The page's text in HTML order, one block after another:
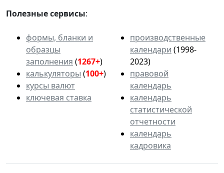
Полезные сервисы:
формы, бланки и
образцы
заполнения (1267+)
калькуляторы (100+)
курсы валют
ключевая ставка
производственные
календари (1998-
2023)
правовой
календарь
календарь
статистической
отчетности
календарь
кадровика